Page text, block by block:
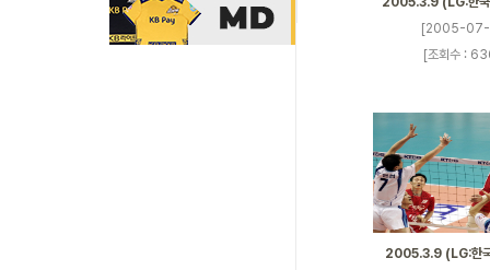
[2005-
[조회수 :
2005.3.9 (LG:한